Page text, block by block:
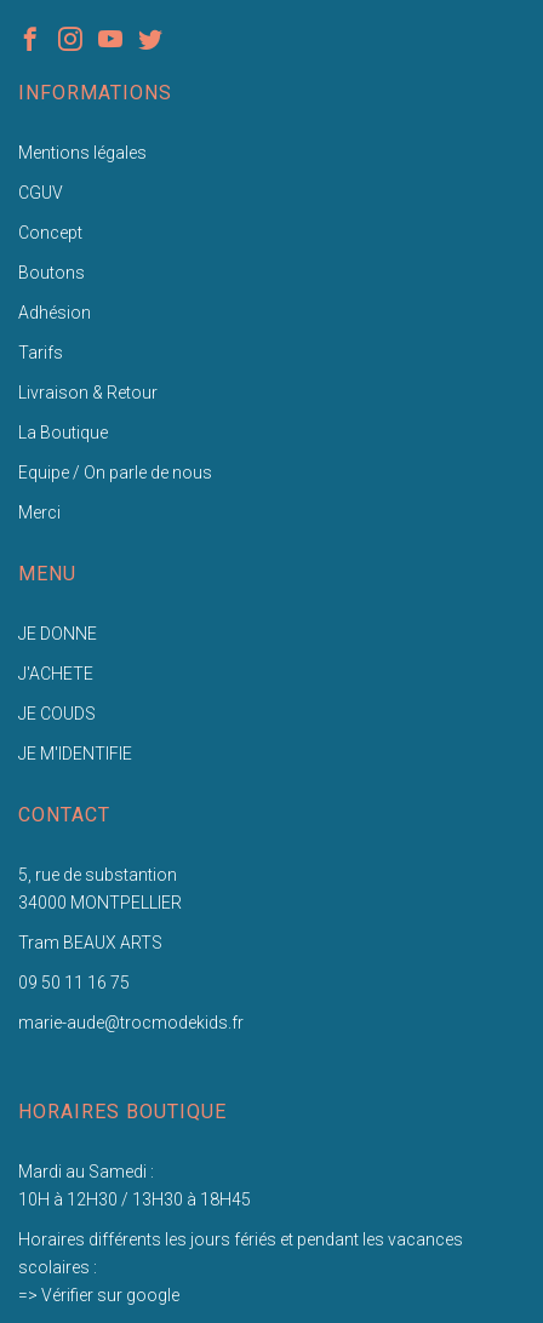
INFORMATIONS
Mentions légales
CGUV
Concept
Boutons
Adhésion
Tarifs
Livraison & Retour
La Boutique
Equipe / On parle de nous
Merci
MENU
JE DONNE
J'ACHETE
JE COUDS
JE M'IDENTIFIE
CONTACT
5, rue de substantion
34000 MONTPELLIER
Tram BEAUX ARTS
09 50 11 16 75
marie-aude@trocmodekids.fr
HORAIRES BOUTIQUE
Mardi au Samedi :
10H à 12H30 / 13H30 à 18H45
Horaires différents les jours fériés et pendant les vacances
scolaires :
=> Vérifier sur google